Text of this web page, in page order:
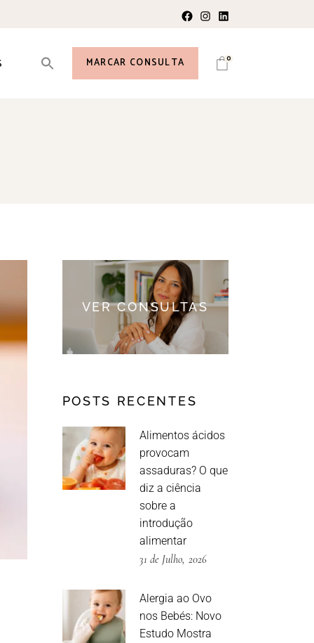
MARCAR CONSULTA 0
VER CONSULTAS
POSTS RECENTES
Alimentos ácidos
provocam
assaduras? O que
diz a ciência
sobre a
introdução
alimentar
31 de Julho, 2026
Alergia ao Ovo
nos Bebés: Novo
Estudo Mostra